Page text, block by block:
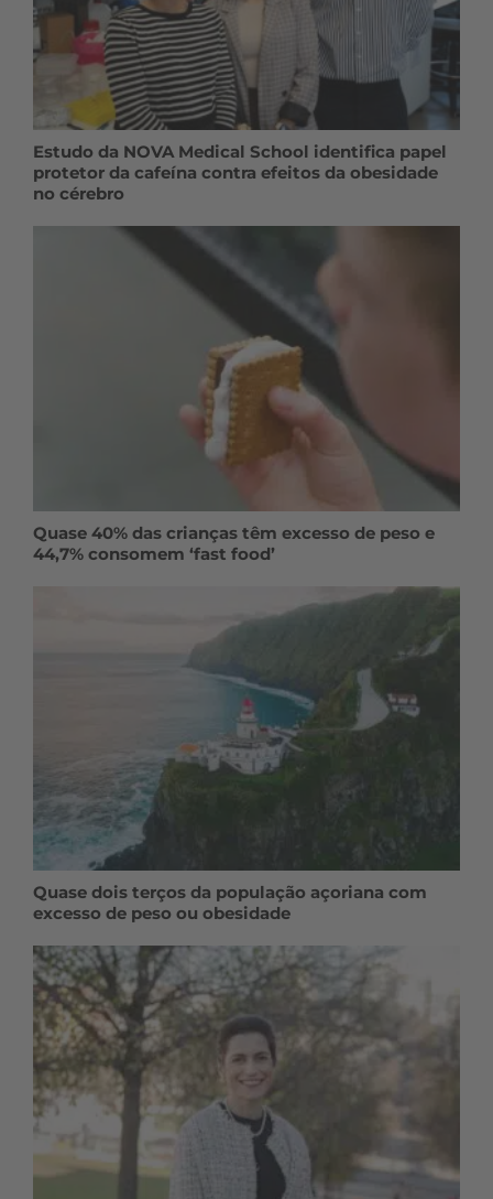
Estudo da NOVA Medical School identifica papel
protetor da cafeína contra efeitos da obesidade
no cérebro
Quase 40% das crianças têm excesso de peso e
44,7% consomem ‘fast food’
Quase dois terços da população açoriana com
excesso de peso ou obesidade